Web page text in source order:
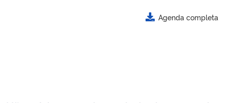
Agenda completa